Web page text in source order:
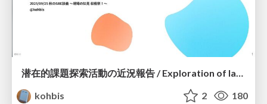
潜在的課題探索活動の近況報告 / Exploration of latent challenges
kohbis
2 180